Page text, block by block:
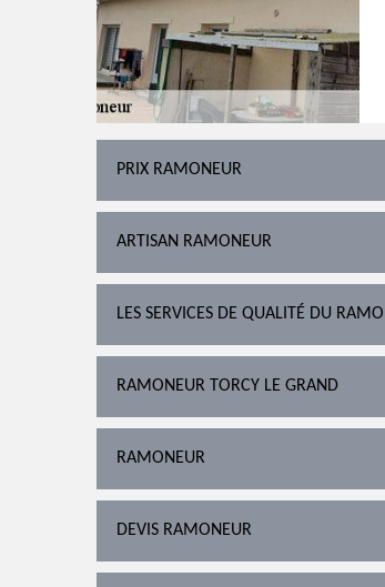
PRIX RAMONEUR
ARTISAN RAMONEUR
LES SERVICES DE QUALITÉ DU
RAMONEUR TORCY LE GRAND
RAMONEUR
DEVIS RAMONEUR